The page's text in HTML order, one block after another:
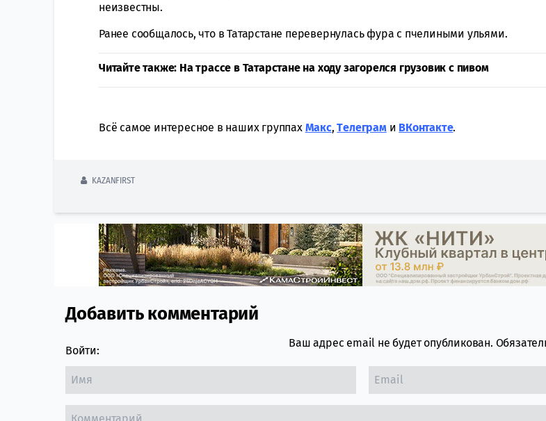
неизвестны.
Ранее сообщалось, что в Татарстане перевернулась фура с пчелиными ульями.
Читайте также: На трассе в Татарстане на ходу загорелся грузовик с пивом
Всё самое интересное в наших группах Макс,Tелеграми ВКонтакте.
KAZANFIRST
Comment section
Добавить комментарий
Войти:
Ваш адрес email не будет опубликован.